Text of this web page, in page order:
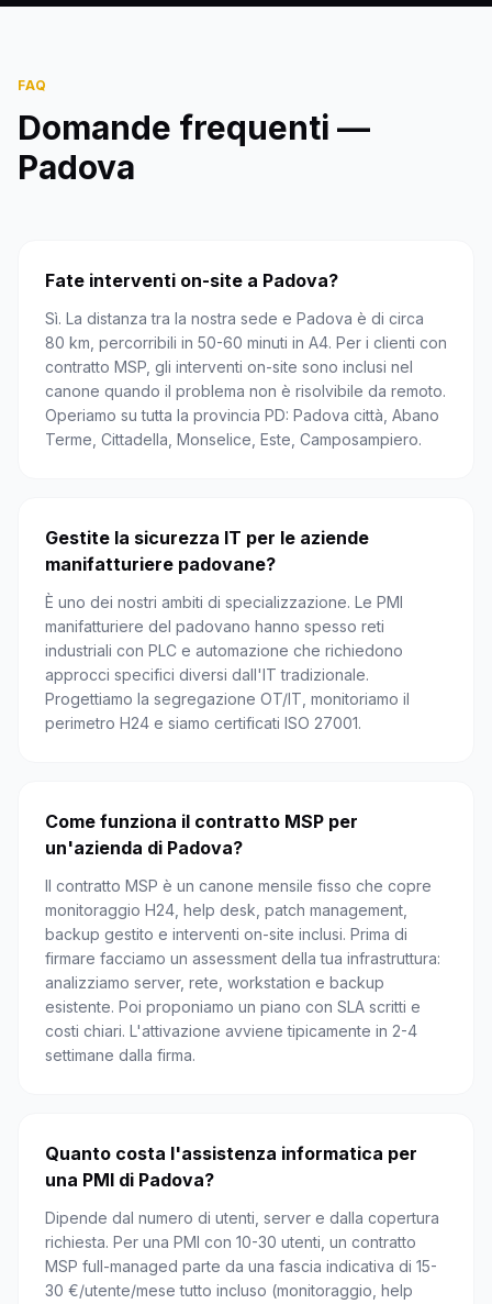
FAQ
Domande frequenti —
Padova
Fate interventi on-site a Padova?
Sì. La distanza tra la nostra sede e Padova è di circa
80 km, percorribili in 50-60 minuti in A4. Per i clienti con
contratto MSP, gli interventi on-site sono inclusi nel
canone quando il problema non è risolvibile da remoto.
Operiamo su tutta la provincia PD: Padova città, Abano
Terme, Cittadella, Monselice, Este, Camposampiero.
Gestite la sicurezza IT per le aziende
manifatturiere padovane?
È uno dei nostri ambiti di specializzazione. Le PMI
manifatturiere del padovano hanno spesso reti
industriali con PLC e automazione che richiedono
approcci specifici diversi dall'IT tradizionale.
Progettiamo la segregazione OT/IT, monitoriamo il
perimetro H24 e siamo certificati ISO 27001.
Come funziona il contratto MSP per
un'azienda di Padova?
Il contratto MSP è un canone mensile fisso che copre
monitoraggio H24, help desk, patch management,
backup gestito e interventi on-site inclusi. Prima di
firmare facciamo un assessment della tua infrastruttura:
analizziamo server, rete, workstation e backup
esistente. Poi proponiamo un piano con SLA scritti e
costi chiari. L'attivazione avviene tipicamente in 2-4
settimane dalla firma.
Quanto costa l'assistenza informatica per
una PMI di Padova?
Dipende dal numero di utenti, server e dalla copertura
richiesta. Per una PMI con 10-30 utenti, un contratto
MSP full-managed parte da una fascia indicativa di 15-
30 €/utente/mese tutto incluso (monitoraggio, help